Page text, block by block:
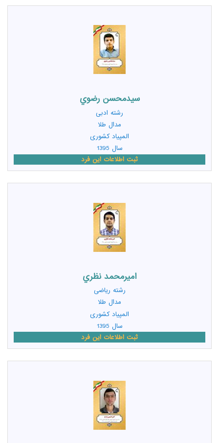
سيدمحسن رضوي
رشته ادبی
مدال طلا
المپیاد کشوری
سال 1395
ثبت اطلاعات این فرد
اميرمحمد نظري
رشته ریاضی
مدال طلا
المپیاد کشوری
سال 1395
ثبت اطلاعات این فرد